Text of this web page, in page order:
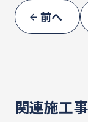
前へ
関連施工